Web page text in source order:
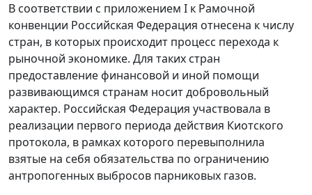
В соответствии с приложением I к Рамочной
конвенции Российская Федерация отнесена к числу
стран, в которых происходит процесс перехода к
рыночной экономике. Для таких стран
предоставление финансовой и иной помощи
развивающимся странам носит добровольный
характер. Российская Федерация участвовала в
реализации первого периода действия Киотского
протокола, в рамках которого перевыполнила
взятые на себя обязательства по ограничению
антропогенных выбросов парниковых газов.